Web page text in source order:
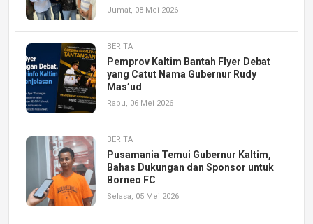
Jumat, 08 Mei 2026
BERITA
Pemprov Kaltim Bantah Flyer Debat
yang Catut Nama Gubernur Rudy
Mas’ud
Rabu, 06 Mei 2026
BERITA
Pusamania Temui Gubernur Kaltim,
Bahas Dukungan dan Sponsor untuk
Borneo FC
Selasa, 05 Mei 2026